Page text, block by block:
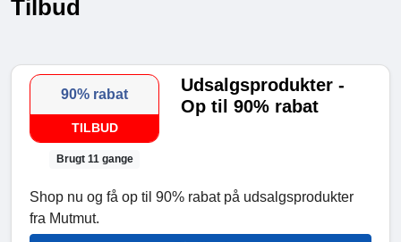
Tilbud
90% rabat
TILBUD
Brugt 11 gange
Udsalgsprodukter -
Op til 90% rabat
Shop nu og få op til 90% rabat på udsalgsprodukter
fra Mutmut.